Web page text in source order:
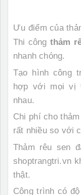
Ưu điểm của
Thi công thảm
nhanh chóng.
Tạo hình công
hợp với mọi vị
nhau.
Chi phí cho
rất nhiều so với
Thảm rêu sen
shoptrangtri.vn
thật.
Công trình có